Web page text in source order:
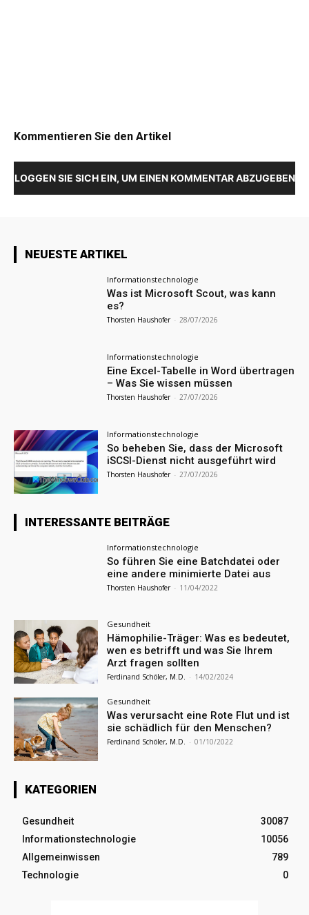
Kommentieren Sie den Artikel
LOGGEN SIE SICH EIN, UM EINEN KOMMENTAR ABZUGEBEN
NEUESTE ARTIKEL
Informationstechnologie
Was ist Microsoft Scout, was kann
es?
Thorsten Haushofer - 28/07/2026
Informationstechnologie
Eine Excel-Tabelle in Word übertragen
– Was Sie wissen müssen
Thorsten Haushofer - 27/07/2026
Informationstechnologie
So beheben Sie, dass der Microsoft
iSCSI-Dienst nicht ausgeführt wird
Thorsten Haushofer - 27/07/2026
INTERESSANTE BEITRÄGE
Informationstechnologie
So führen Sie eine Batchdatei oder
eine andere minimierte Datei aus
Thorsten Haushofer - 11/04/2022
Gesundheit
Hämophilie-Träger: Was es bedeutet,
wen es betrifft und was Sie Ihrem
Arzt fragen sollten
Ferdinand Schöler, M.D. - 14/02/2024
Gesundheit
Was verursacht eine Rote Flut und ist
sie schädlich für den Menschen?
Ferdinand Schöler, M.D. - 01/10/2022
KATEGORIEN
Gesundheit
30087
Informationstechnologie
10056
Allgemeinwissen
789
Technologie
0